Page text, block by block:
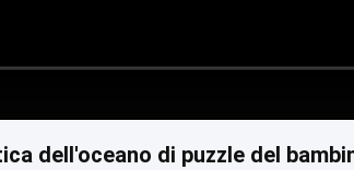
dell'oceano di puzzle del